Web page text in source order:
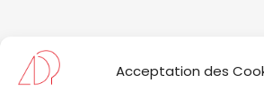
Acceptation des